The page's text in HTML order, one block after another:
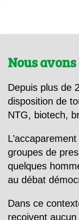
Nous
Depuis plus de
disposition de
NTG, biotech,
groupes de
quelques
au débat
Dans ce
reçoivent